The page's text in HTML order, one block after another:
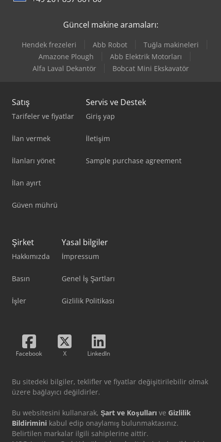
Renault Trafic
Toyota Proace
Vw Crafter 35
Güncel makine aramaları:
Hendek frezeleri Abb Robot
Tuğla makineleri
Amazone Plough
Abb Elektrik Motorları
Alfa Laval Dekantör
Bobcat Mini Ekskavatör
Satış
Tarifeler ve fiyatlar
İlan vermek
İlanları yönet
İlan ayırt
Güven mührü
Servis ve Destek
Giriş yap
İletişim
Sample purchase agreement
Şirket
Hakkımızda
Basın
İşler
Yasal bilgiler
İmpressum
Genel İş Şartları
Gizlilik Politikası
Facebook X LinkedIn
Bu sitedeki bilgiler, teklifler ve fiyatlar değişitirilebilir olmak
üzere bağlayıcı değildirler.
Bu websitesini kullanarak, Şart ve Koşulları ve Gizlilik
Bildirimini kabul edip onaylamış bulunmaktasınız.
Belirtilen markalar ilgili sahiplerine aittir.